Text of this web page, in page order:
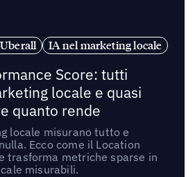
IA nel marketing locale
Score: tutti
locale e quasi
quanto rende
locale misurano tutto e
Ecco come il Location
trasforma metriche sparse in
misurabili.